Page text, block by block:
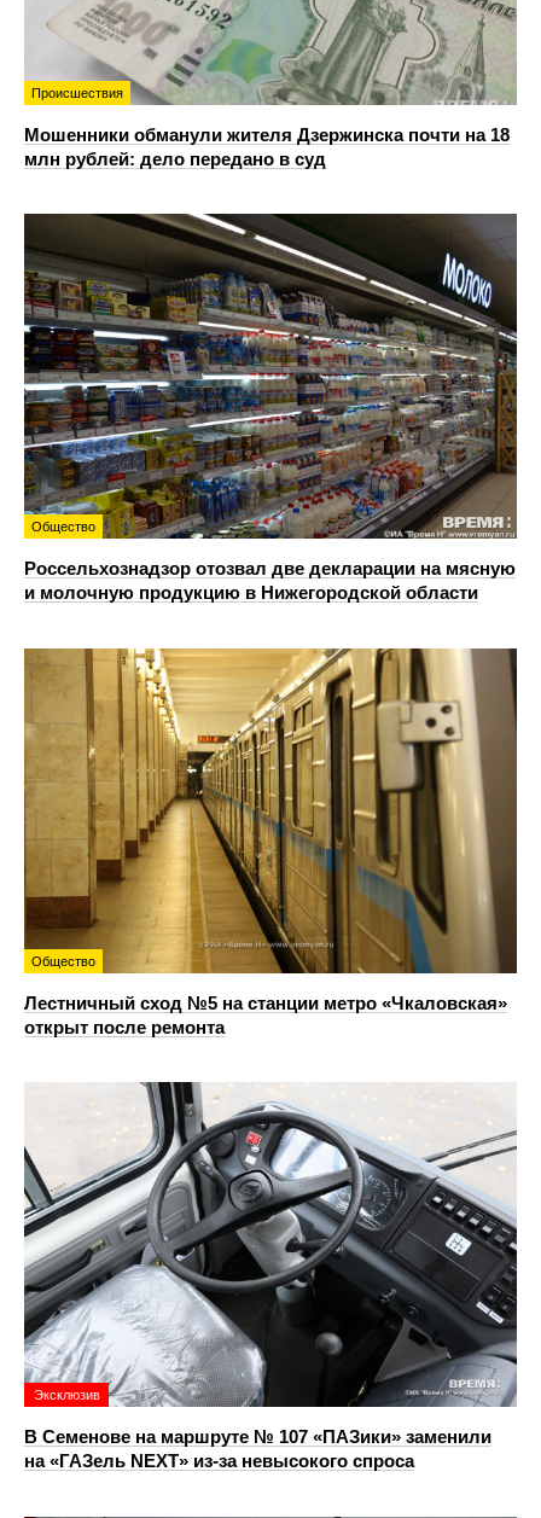
Происшествия
Мошенники обманули жителя Дзержинска почти на 18
млн рублей: дело передано в суд
Общество
Россельхознадзор отозвал две декларации на мясную
и молочную продукцию в Нижегородской области
Общество
Лестничный сход №5 на станции метро «Чкаловская»
открыт после ремонта
Эксклюзив
В Семенове на маршруте № 107 «ПАЗики» заменили
на «ГАЗель NEXT» из‑за невысокого спроса